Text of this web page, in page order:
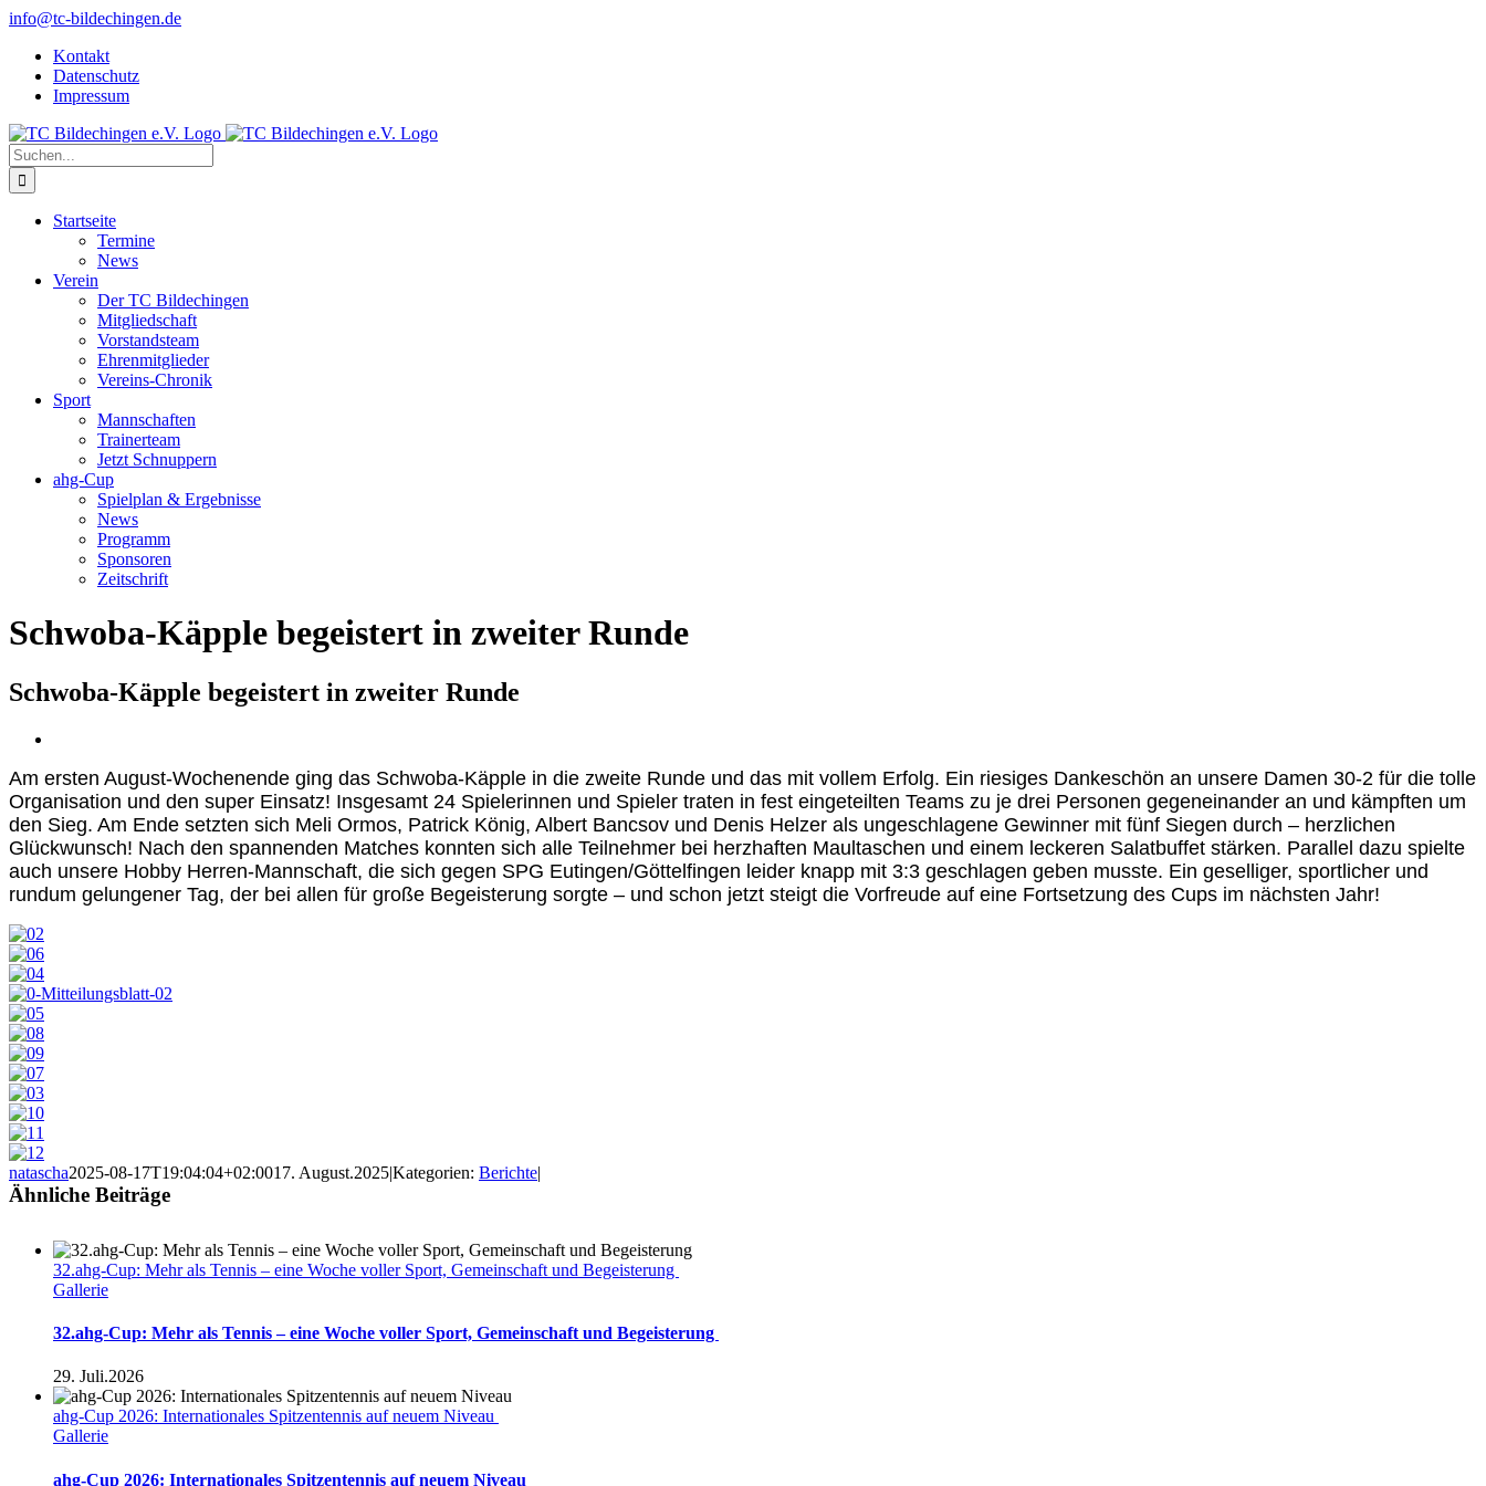
Zum
springen
info@tc-bildechingen.de
Kontakt
Datenschutz
Impressum
Suche
nach:
Startseite
Termine
News
Verein
Der TC Bildechingen
Mitgliedschaft
Vorstandsteam
Ehrenmitglieder
Vereins-Chronik
Sport
Mannschaften
Trainerteam
Jetzt Schnuppern
ahg-Cup
Spielplan & Ergebnisse
News
Programm
Sponsoren
Zeitschrift
Schwoba-Käpple begeistert in zweiter Runde
Schwoba-Käpple begeistert in zweiter Runde
Bild
Am ersten August-Wochenende ging das Schwoba-Käpple in die zweite Runde und das mit vollem Erfolg. Ein riesiges Dankeschön an unsere Damen 30-2 für die tolle
Organisation und den super Einsatz! Insgesamt 24 Spielerinnen und Spieler traten in fest eingeteilten Teams zu je drei Personen gegeneinander an und kämpften um
den Sieg. Am Ende setzten sich Meli Ormos, Patrick König, Albert Bancsov und Denis Helzer als ungeschlagene Gewinner mit fünf Siegen durch – herzlichen
Glückwunsch! Nach den spannenden Matches konnten sich alle Teilnehmer bei herzhaften Maultaschen und einem leckeren Salatbuffet stärken. Parallel dazu spielte
auch unsere Hobby Herren-Mannschaft, die sich gegen SPG Eutingen/Göttelfingen leider knapp mit 3:3 geschlagen geben musste. Ein geselliger, sportlicher und
rundum gelungener Tag, der bei allen für große Begeisterung sorgte – und schon jetzt steigt die Vorfreude auf eine Fortsetzung des Cups im nächsten Jahr!
natascha2025-08-17T19:04:04+02:0017. August.2025|Kategorien: Berichte|
Ähnliche Beiträge
32.ahg-Cup: Mehr als Tennis – eine Woche voller Sport, Gemeinschaft und Begeisterung
Gallerie
32.ahg-Cup: Mehr als Tennis – eine Woche voller Sport, Gemeinschaft und Begeisterung
29. Juli.2026
ahg-Cup 2026: Internationales Spitzentennis auf neuem Niveau
Gallerie
ahg-Cup 2026: Internationales Spitzentennis auf neuem Niveau